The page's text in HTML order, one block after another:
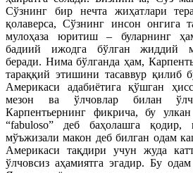
Сўзнинг бир нечта жиҳатлари
қолаверса, Сўзнинг инсон онгига
мулоҳаза юритиш – буларнинг
бадиий ижодга бўлган жиддий
беради. Нима бўлганда ҳам,
тараққий этишини тасаввур қилиб
Америкаси адабиётига қўшган
мезон ва ўлчовлар билан
Карпентьернинг фикрича, бу
“fabuloso” деб баҳолашга қодир,
мўъжизали макон деб билган одам
Америкаси тақдири учун жуда
ўлчовсиз аҳамиятга эгадир. Бу